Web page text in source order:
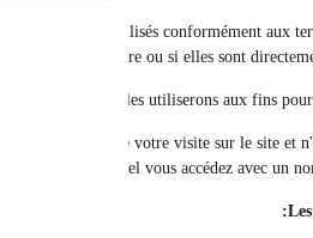
La protection de vos données est très
Vous pouvez naviguer sur le site sans